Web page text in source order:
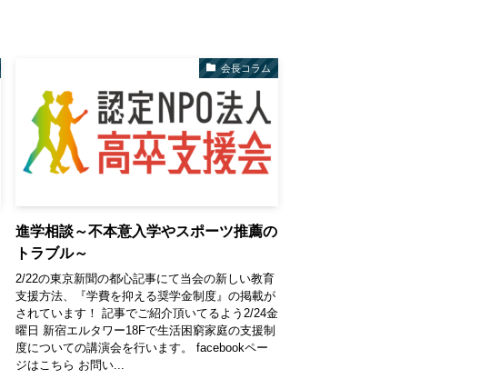
会長コラム
進学相談～不本意入学やスポーツ推薦の
トラブル～
2/22の東京新聞の都心記事にて当会の新しい教育
支援方法、『学費を抑える奨学金制度』の掲載が
されています！ 記事でご紹介頂いてるよう2/24金
曜日 新宿エルタワー18Fで生活困窮家庭の支援制
度についての講演会を行います。 facebookペー
ジはこちら お問い...